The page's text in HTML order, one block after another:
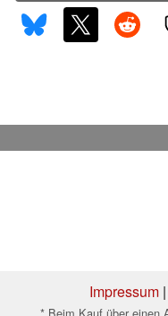
Impressum |